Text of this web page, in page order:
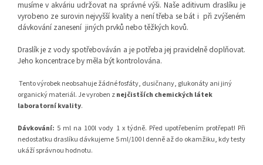
musíme v akváriu udržovat na správné výši. Naše aditivum draslíku je
vyrobeno ze surovin nejvyšší kvality a není třeba se bát i při zvýšeném
dávkování zanesení jiných prvků nebo těžkých kovů.
Draslík je z vody spotřebováván a je potřeba jej pravidelně doplňovat.
Jeho koncentrace by měla být kontrolována.
Tento výrobek neobsahuje žádné fosfáty, dusičnany, glukonáty ani jiný
organický materiál. Je vyroben znejčistších chemických látek
laboratorní kvality.
Dávkování: 5 ml na 100l vody 1 x týdně. Před upotřebením protřepat! Při
nedostatku draslíku dávkujeme 5 ml/100 l denně až do okamžiku, kdy testy
ukáží správnou hodnotu.